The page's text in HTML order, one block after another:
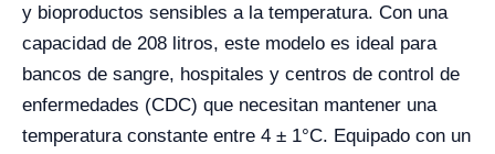
y bioproductos sensibles a la temperatura. Con una
capacidad de 208 litros, este modelo es ideal para
bancos de sangre, hospitales y centros de control de
enfermedades (CDC) que necesitan mantener una
temperatura constante entre 4 ± 1°C. Equipado con un